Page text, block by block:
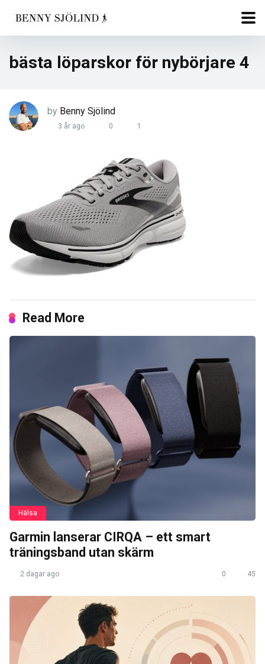
bästa löparskor för nybörjare 4
by Benny Sjölind
3 år ago 0 1
Read More
Hälsa
Garmin lanserar CIRQA – ett smart
träningsband utan skärm
2 dagar ago 0 45